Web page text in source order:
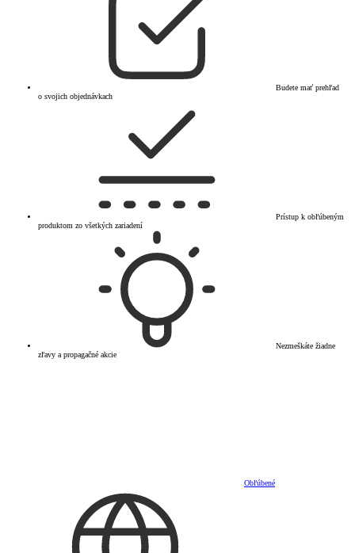
Budete mať prehľad
o svojich objednávkach
Prístup k obľúbeným
produktom zo všetkých zariadení
Nezmeškáte žiadne
zľavy a propagačné akcie
Obľúbené